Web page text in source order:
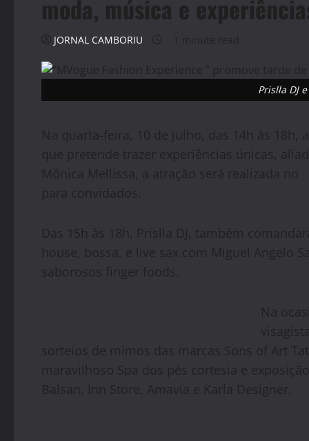
moda, música e
JORNAL CAMBORIU 1 minute read
Prislla DJ
Na quarta-feira, 10 de julho, das 14h às 18h,
que pretende trazer experiências únicas,
Mônica Mellissa, a atração será realizada no
para convidados.
Das 15h às 18h, Prislla DJ, também
house, bossa, e live sax com Miguel Angelo
saborosos finger foods.
Na
sorteios de mimos das marcas Sons of Art
maravilhoso Spa dos pés cortesia e
Balsan, Inn Store, Amavia e Karla Designer.